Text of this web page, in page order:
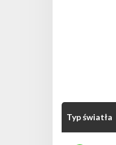
Typ światła